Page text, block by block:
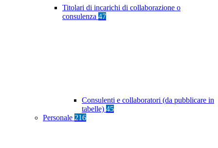
Titolari di incarichi di collaborazione o
consulenza 47
Consulenti e collaboratori (da pubblicare in
tabelle) 45
Personale 216